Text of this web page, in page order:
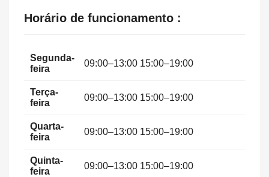
Horário de funcionamento :
Segunda-
feira
09:00–13:00 15:00–19:00
Terça-
feira
09:00–13:00 15:00–19:00
Quarta-
feira
09:00–13:00 15:00–19:00
Quinta-
feira
09:00–13:00 15:00–19:00